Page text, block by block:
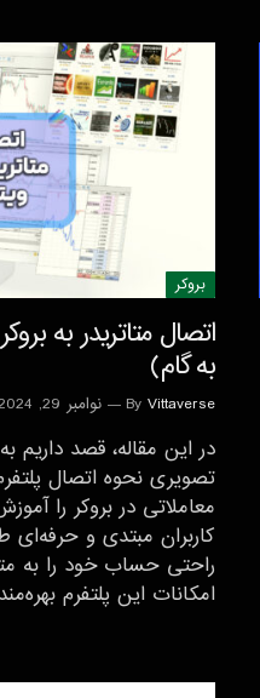
بروکر
اتصال متاتریدر به
به گام)
By Vittaverse نوامبر 29, 2024
در این مقاله، قصد داریم
تصویری نحوه اتصال
معاملاتی در بروکر را
کاربران مبتدی و حرفه‌ای
راحتی حساب خود را به
امکانات این پلتفرم